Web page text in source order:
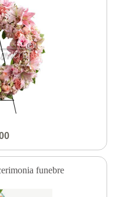
funebre